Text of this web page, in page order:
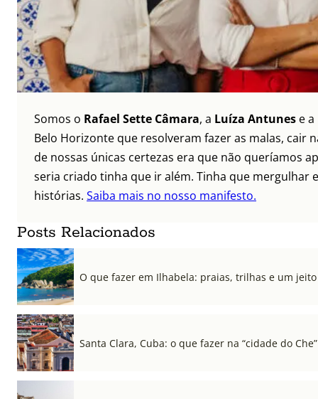
Somos o Rafael Sette Câmara, a Luíza Antunes e a
Belo Horizonte que resolveram fazer as malas, cair
de nossas únicas certezas era que não queríamos
seria criado tinha que ir além. Tinha que mergulhar
histórias. Saiba mais no nosso manifesto.
Posts Relacionados
O que fazer em Ilhabela: praias, trilhas e um
Santa Clara, Cuba: o que fazer na “cidade do Che”